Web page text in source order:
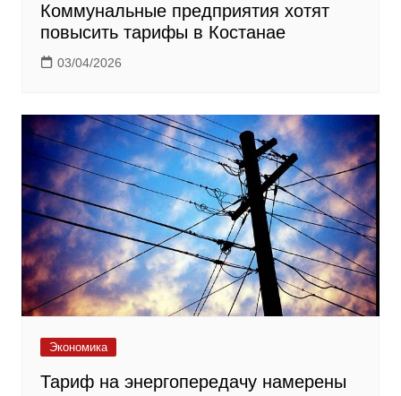
Коммунальные предприятия хотят
повысить тарифы в Костанае
03/04/2026
Экономика
Тариф на энергопередачу намерены